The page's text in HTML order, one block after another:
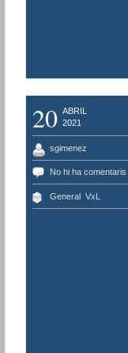
20 ABRIL
2021
sgimenez
No hi ha comentaris
General, VxL